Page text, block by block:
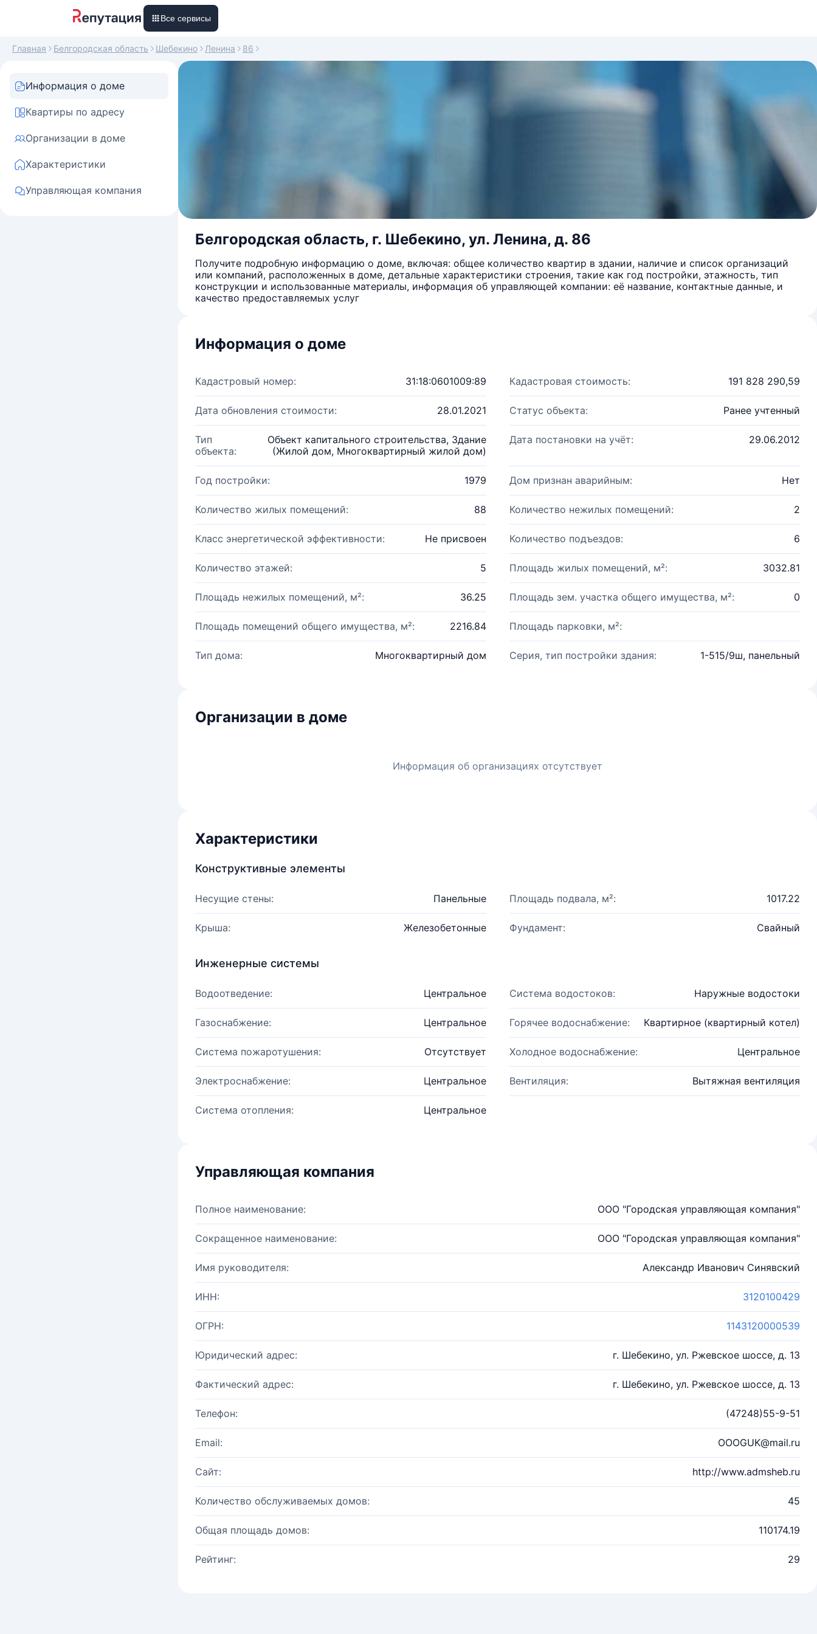
Все сервисы
Главная Белгородская область Шебекино Ленина 86
Информация о доме
Квартиры по адресу
Организации в доме
Характеристики
Управляющая компания
Белгородская область, г. Шебекино, ул. Ленина, д. 86
Получите подробную информацию о доме, включая: общее количество квартир в здании, наличие и список организаций
или компаний, расположенных в доме, детальные характеристики строения, такие как год постройки, этажность, тип
конструкции и использованные материалы, информация об управляющей компании: её название, контактные данные, и
качество предоставляемых услуг
Информация о доме
Кадастровый номер: 31:18:0601009:89 Кадастровая стоимость: 191 828 290,59
Дата обновления стоимости: 28.01.2021 Статус объекта: Ранее учтенный
Тип
объекта:
Объект капитального строительства, Здание
(Жилой дом, Многоквартирный жилой дом)
Дата постановки на учёт: 29.06.2012
Год постройки: 1979 Дом признан аварийным: Нет
Количество жилых помещений: 88 Количество нежилых помещений: 2
Класс энергетической эффективности: Не присвоен Количество подъездов: 6
Количество этажей: 5 Площадь жилых помещений, м²: 3032.81
Площадь нежилых помещений, м²: 36.25 Площадь зем. участка общего имущества, м²: 0
Площадь помещений общего имущества, м²: 2216.84 Площадь парковки, м²:
Тип дома: Многоквартирный дом Серия, тип постройки здания: 1-515/9ш, панельный
Организации в доме
Информация об организациях отсутствует
Характеристики
Конструктивные элементы
Несущие стены: Панельные Площадь подвала, м²: 1017.22
Крыша: Железобетонные Фундамент: Свайный
Инженерные системы
Водоотведение: Центральное Система водостоков: Наружные водостоки
Газоснабжение: Центральное Горячее водоснабжение: Квартирное (квартирный котел)
Система пожаротушения: Отсутствует Холодное водоснабжение: Центральное
Электроснабжение: Центральное Вентиляция: Вытяжная вентиляция
Система отопления: Центральное
Управляющая компания
Полное наименование: ООО "Городская управляющая компания"
Сокращенное наименование: ООО "Городская управляющая компания"
Имя руководителя: Александр Иванович Синявский
ИНН: 3120100429
ОГРН: 1143120000539
Юридический адрес: г. Шебекино, ул. Ржевское шоссе, д. 13
Фактический адрес: г. Шебекино, ул. Ржевское шоссе, д. 13
Телефон: (47248)55-9-51
Email: OOOGUK@mail.ru
Сайт: http://www.admsheb.ru
Количество обслуживаемых домов: 45
Общая площадь домов: 110174.19
Рейтинг: 29